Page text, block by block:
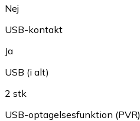
Nej
USB-kontakt
Ja
USB (i alt)
2 stk
USB-optagelsesfunktion (PVR)